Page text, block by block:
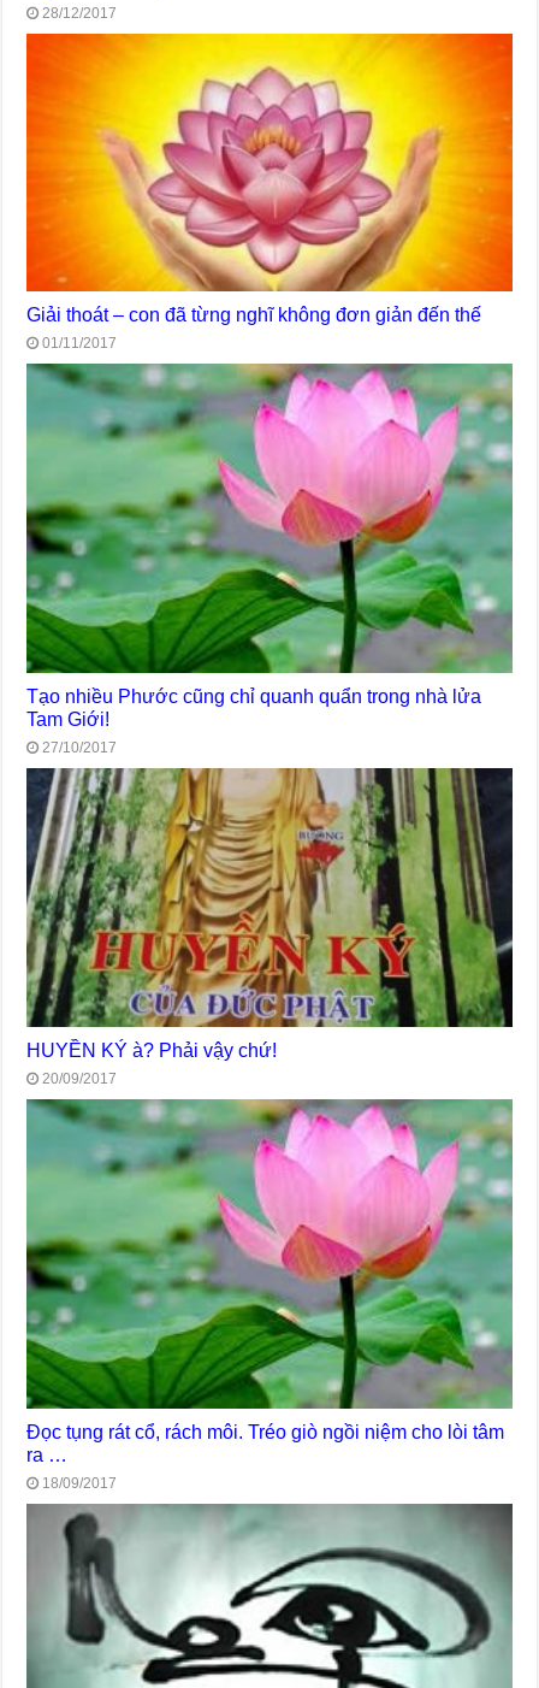
28/12/2017
Giải thoát – con đã từng nghĩ không đơn giản đến thế
01/11/2017
Tạo nhiều Phước cũng chỉ quanh quẩn trong nhà lửa
Tam Giới!
27/10/2017
HUYỀN KÝ à? Phải vậy chứ!
20/09/2017
Đọc tụng rát cổ, rách môi. Tréo giò ngồi niệm cho lòi tâm
ra …
18/09/2017